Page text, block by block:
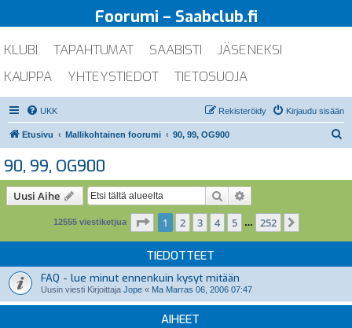
Foorumi – Saabclub.fi
KLUBI TAPAHTUMAT SAABISTI
JÄSENEKSI
KAUPPA
YHTEYSTIEDOT TIETOSUOJA
UKK Kirjaudu sisään
Rekisteröidy
Etusivu Mallikohtainen foorumi 90, 99, OG900
90, 99, OG900
Uusi Aihe Etsi
12555 viestiketjua Sivu /252
1 2 3 4 5 … 252
TIEDOTTEET
FAQ - lue minut ennenkuin kysyt mitään
Uusin viesti Kirjoittaja Jope « Ma Marras 06, 2006 07:47
AIHEET